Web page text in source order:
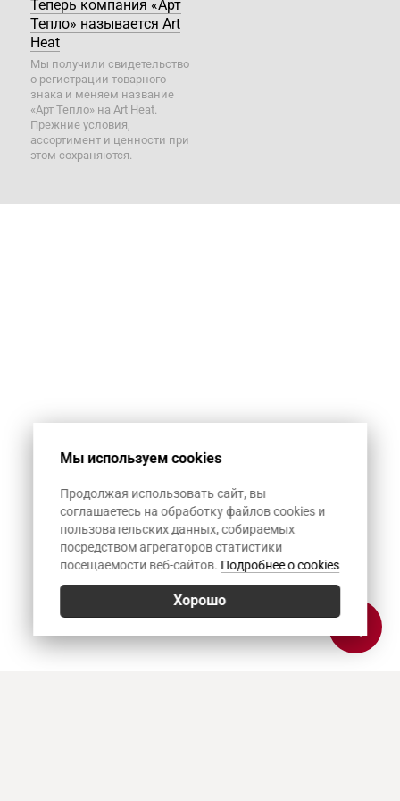
Теперь компания «Арт
Тепло» называется Art
Heat
Мы получили свидетельство
о регистрации товарного
знака и меняем название
«Арт Тепло» на Art Heat.
Прежние условия,
ассортимент и ценности при
этом сохраняются.
Мы используем cookies
Продолжая использовать сайт, вы
соглашаетесь на обработку файлов cookies и
пользовательских данных, собираемых
посредством агрегаторов статистики
посещаемости веб-сайтов. Подробнее о cookies
Хорошо